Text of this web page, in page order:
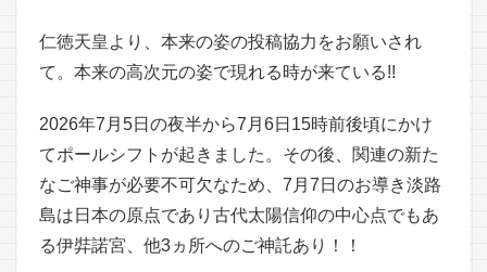
仁徳天皇より、本来の姿の投稿協力をお願いされ
て。本来の高次元の姿で現れる時が来ている!!
2026年7月5日の夜半から7月6日15時前後頃にかけ
てポールシフトが起きました。その後、関連の新た
なご神事が必要不可欠なため、7月7日のお導き淡路
島は日本の原点であり古代太陽信仰の中心点でもあ
る伊弉諾宮、他3ヵ所へのご神託あり！！